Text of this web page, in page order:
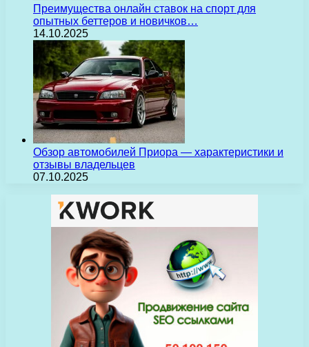
Преимущества онлайн ставок на спорт для
опытных беттеров и новичков…
14.10.2025
Обзор автомобилей Приора — характеристики и
отзывы владельцев
07.10.2025